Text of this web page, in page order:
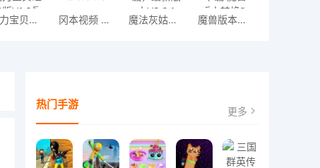
魔力宝贝怀旧下载 魔力宝贝经典版V1.0最新版 冈本视频 2.0.34.0 魔法灰姑娘迅雷下载，最新版本V2.0.1 魔兽版本转换工具下载 魔兽版本转换工具「v3.2.1」战令版
热门手游 更多